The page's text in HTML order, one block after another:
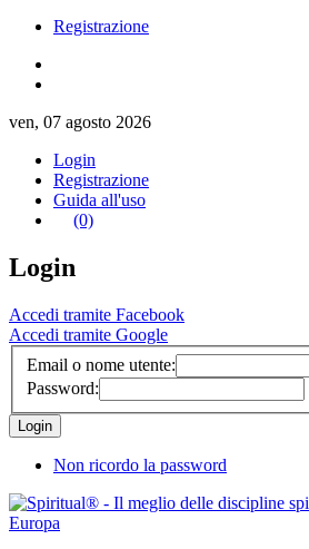
Registrazione
ven, 07 agosto 2026
Login
Registrazione
Guida all'uso
(0)
Login
Accedi tramite Facebook
Accedi tramite Google
Email o nome utente:
Password:
Non ricordo la password